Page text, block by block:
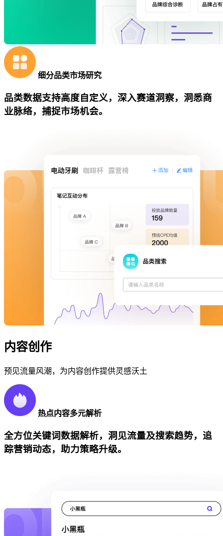
细分品类市场研究
品类数据支持高度自定义，深入赛道洞察，洞悉商
业脉络，捕捉市场机会。
内容创作
预见流量风潮，为内容创作提供灵感沃土
热点内容多元解析
全方位关键词数据解析，洞见流量及搜索趋势，追
踪营销动态，助力策略升级。